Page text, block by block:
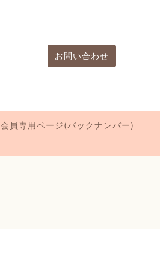
お問い合わせ
会員専用ページ(バックナンバー)